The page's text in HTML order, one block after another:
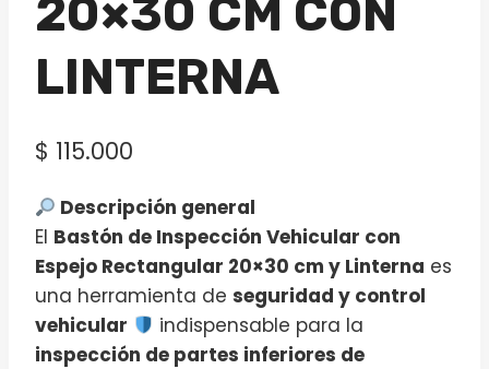
20×30 CM CON
LINTERNA
$ 115.000
Descripción general
El Bastón de Inspección Vehicular con
Espejo Rectangular 20×30 cm y Linterna es
una herramienta de seguridad y control
vehicular
indispensable para la
inspección de partes inferiores de